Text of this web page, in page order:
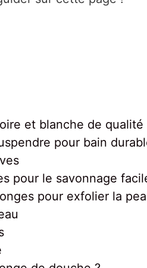
et blanche de
pour bain
pour le savonnage
pour exfolier la